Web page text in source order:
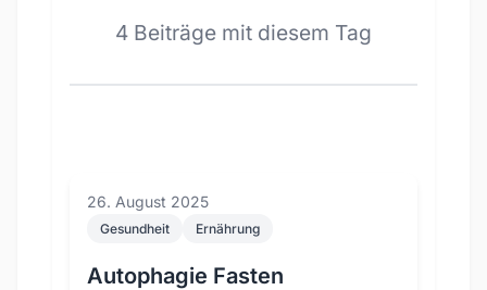
4 Beiträge mit diesem Tag
26. August 2025
Gesundheit Ernährung
Autophagie Fasten